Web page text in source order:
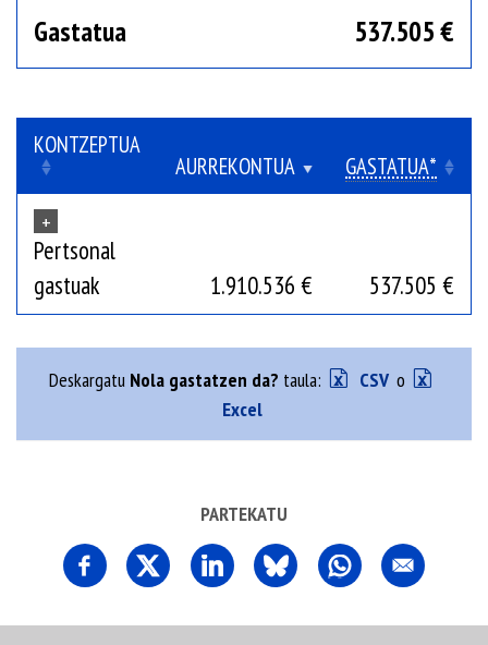
Gastatua
537.505 €
KONTZEPTUA
AURREKONTUA GASTATUA*
+
Pertsonal
gastuak
1.910.536 € 537.505 €
Deskargatu Nola gastatzen da? taula: CSV o
Excel
PARTEKATU